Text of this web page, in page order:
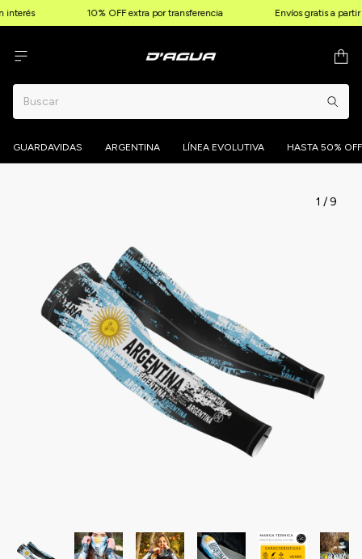
10% OFF extra por transferencia Envíos gratis a
GUARDAVIDAS ARGENTINA LÍNEA EVOLUTIVA HASTA 50% OFF
1 /9